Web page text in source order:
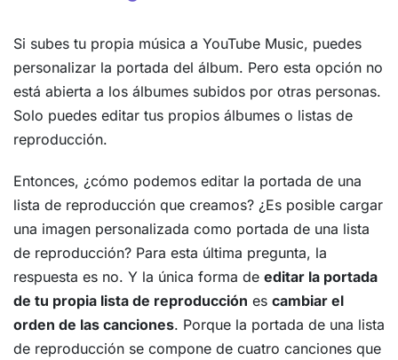
Si subes tu propia música a YouTube Music, puedes
personalizar la portada del álbum. Pero esta opción no
está abierta a los álbumes subidos por otras personas.
Solo puedes editar tus propios álbumes o listas de
reproducción.
Entonces, ¿cómo podemos editar la portada de una
lista de reproducción que creamos? ¿Es posible cargar
una imagen personalizada como portada de una lista
de reproducción? Para esta última pregunta, la
respuesta es no. Y la única forma de editar la portada
de tu propia lista de reproducción es cambiar el
orden de las canciones. Porque la portada de una lista
de reproducción se compone de cuatro canciones que